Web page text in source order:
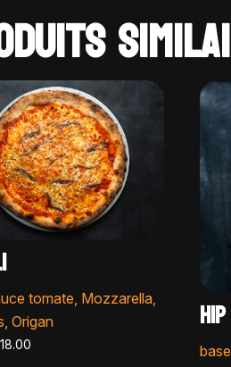
tomate, Mozzarella,
Origan
18.00